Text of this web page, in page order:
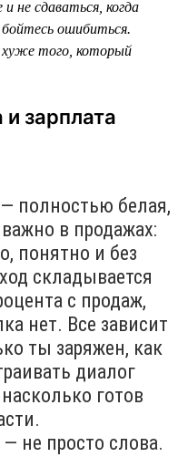
не сдаваться, когда
ошибиться.
того, который
зарплата
полностью белая,
в продажах:
понятно и без
складывается
с продаж,
нет. Все зависит
ты заряжен, как
диалог
готов
не просто слова.